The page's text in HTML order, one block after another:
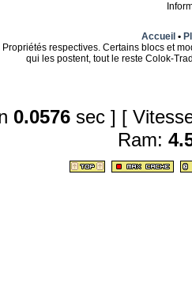
Accueil •
respectives. Certains blocs et
qui les postent, tout le reste Colok-
0.0576 sec ] [
Ram: